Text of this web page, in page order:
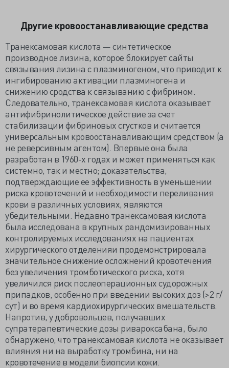
Другие кровоостанавливающие средства
Транексамовая кислота — синтетическое
производное лизина, которое блокирует сайты
связывания лизина с плазминогеном, что приводит к
ингибированию активации плазминогена и
снижению сродства к связыванию с фибрином.
Следовательно, транексамовая кислота оказывает
антифибринолитическое действие за счет
стабилизации фибриновых сгустков и считается
универсальным кровоостанавливающим средством (а
не реверсивным агентом). Впервые она была
разработан в 1960-х годах и может применяться как
системно, так и местно; доказательства,
подтверждающие ее эффективность в уменьшении
риска кровотечений и необходимости переливания
крови в различных условиях, являются
убедительными. Недавно транексамовая кислота
была исследована в крупных рандомизированных
контролируемых исследованиях на пациентах
хирургического отделенияи продемонстрировала
значительное снижение осложнений кровотечения
без увеличения тромботического риска, хотя
увеличился риск послеоперационных судорожных
припадков, особенно при введении высоких доз (>2 г/
сут) и во время кардиохирургических вмешательств.
Напротив, у добровольцев, получавших
супратерапевтические дозы ривароксабана, было
обнаружено, что транексамовая кислота не оказывает
влияния ни на выработку тромбина, ни на
кровотечение в модели биопсии кожи.